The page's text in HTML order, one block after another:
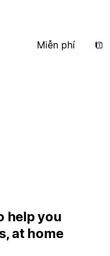
Miễn phí
help you
at home